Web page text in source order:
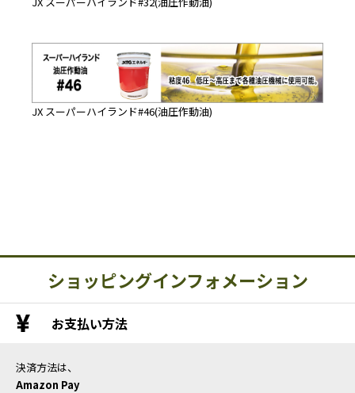
JX スーパーハイランド#46(油圧作動油)
ショッピングインフォメーション
お支払い方法
決済方法は、
Amazon Pay